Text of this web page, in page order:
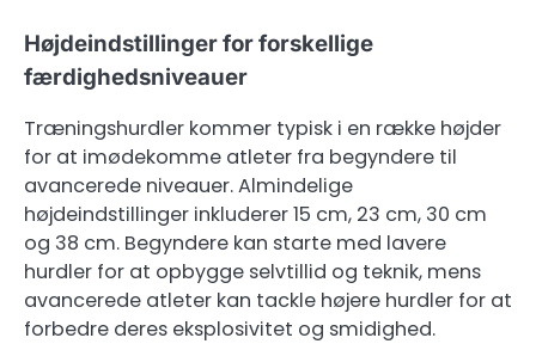
Højdeindstillinger for forskellige
færdighedsniveauer
Træningshurdler kommer typisk i en række højder
for at imødekomme atleter fra begyndere til
avancerede niveauer. Almindelige
højdeindstillinger inkluderer 15 cm, 23 cm, 30 cm
og 38 cm. Begyndere kan starte med lavere
hurdler for at opbygge selvtillid og teknik, mens
avancerede atleter kan tackle højere hurdler for at
forbedre deres eksplosivitet og smidighed.